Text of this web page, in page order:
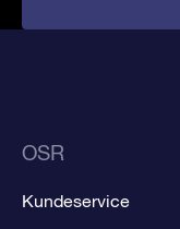
OSR
Kundeservice